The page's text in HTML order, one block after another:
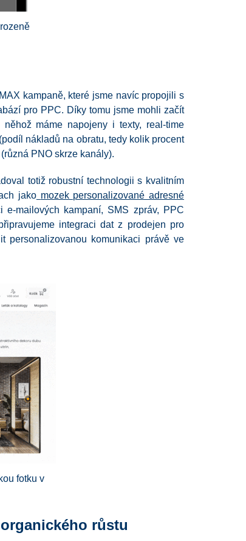
kampaně, které jsme navíc propojili s
pro PPC. Díky tomu jsme mohli začít
máme napojeny i texty, real-time
nákladů na obratu, tedy kolik procent
PNO skrze kanály).
totiž robustní technologii s kvalitním
jako mozek personalizované adresné
mailových kampaní, SMS zpráv, PPC
integraci dat z prodejen pro
komunikaci právě ve
fotku v
růstu